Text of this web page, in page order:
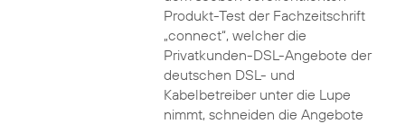
Produkt-Test der Fachzeitschrift
„connect“, welcher die
Privatkunden-DSL-Angebote der
deutschen DSL- und
Kabelbetreiber unter die Lupe
nimmt, schneiden die Angebote